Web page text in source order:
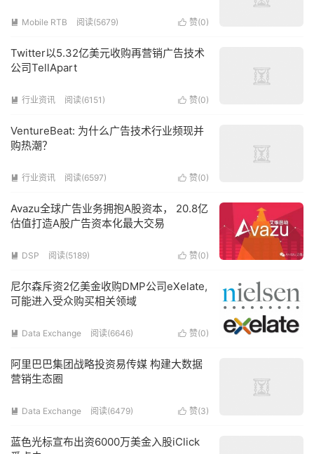
 赞(0)
 Mobile RTB 阅读(5679)
Twitter以5.32亿美元收购再营销广告技术
公司TellApart
 赞(0)
 行业资讯 阅读(6151)
VentureBeat: 为什么广告技术行业频现并
购热潮？
 赞(0)
 行业资讯 阅读(6597)
Avazu全球广告业务拥抱A股资本， 20.8亿
估值打造A股广告资本化最大交易
 赞(0)
 DSP 阅读(5189)
尼尔森斥资2亿美金收购DMP公司eXelate,
可能进入受众购买相关领域
 赞(0)
 Data Exchange 阅读(6646)
阿里巴巴集团战略投资易传媒 构建大数据
营销生态圈
 赞(3)
 Data Exchange 阅读(6479)
蓝色光标宣布出资6000万美金入股iClick